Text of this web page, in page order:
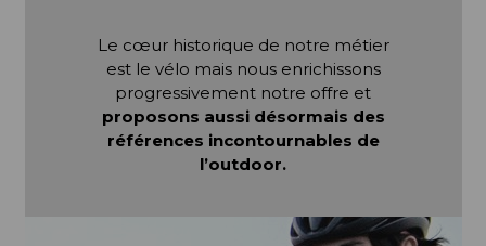
Le cœur historique de notre métier
est le vélo mais nous enrichissons
progressivement notre offre et
proposons aussi désormais des
références incontournables de
l’outdoor.